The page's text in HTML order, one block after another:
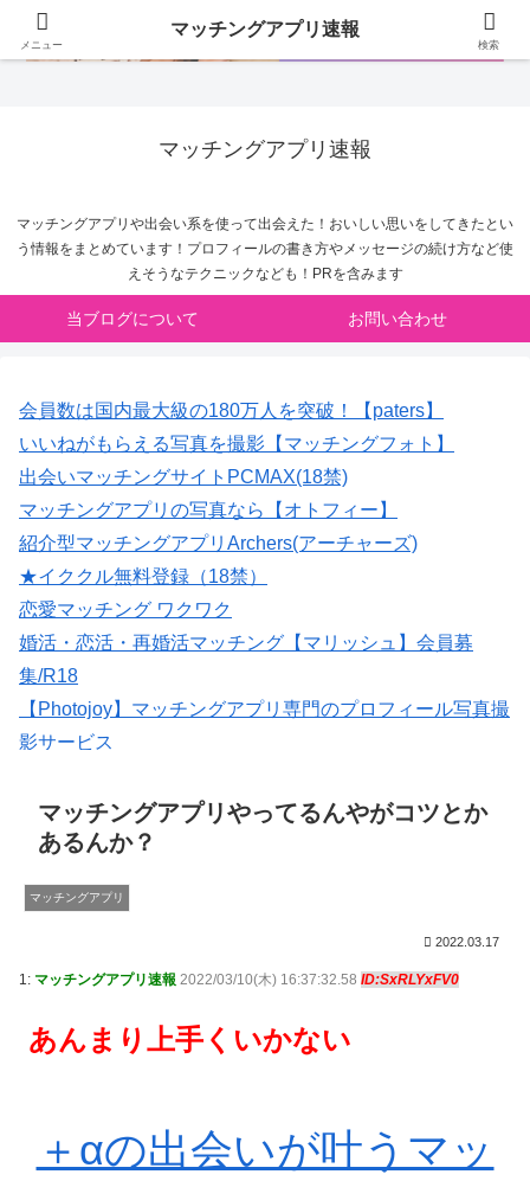
マッチングアプリ速報
マッチングアプリや出会い系を使って出会えた！おいしい思いをしてきたとい
う情報をまとめています！プロフィールの書き方やメッセージの続け方など使
えそうなテクニックなども！PRを含みます
当ブログについて お問い合わせ
会員数は国内最大級の180万人を突破！【paters】
いいねがもらえる写真を撮影【マッチングフォト】
出会いマッチングサイトPCMAX(18禁)
マッチングアプリの写真なら【オトフィー】
紹介型マッチングアプリArchers(アーチャーズ)
★イククル無料登録（18禁）
恋愛マッチング ワクワク
婚活・恋活・再婚活マッチング【マリッシュ】会員募
集/R18
【Photojoy】マッチングアプリ専門のプロフィール写真撮
影サービス
付中】←←
マッチングアプリやってるんやがコツとか
あるんか？
マッチングアプリ
2022.03.17
1: マッチングアプリ速報 2022/03/10(木) 16:37:32.58 ID:SxRLYxFV0
あんまり上手くいかない
＋αの出会いが叶うマッ
メニュー
マッチングアプリ速報
検索